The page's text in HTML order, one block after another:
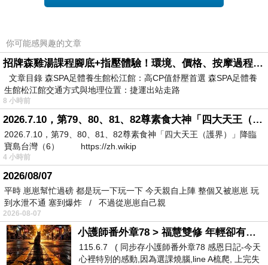
質又是否會被影迷欽點
評分：★★★☆ [3.5/5]
安娜狄阿瑪斯…啊嘶！
上一篇：
少了宋仲基的《逃亡遊戲》（The Running Man）
你可能感興趣的文章
招牌森雞湯課程腳底+指壓體驗！環境、價格、按摩過程全紀錄，森SPA足體養生館松江館最新價格表
文章目錄 森SPA足體養生館松江館：高CP值舒壓首選 森SPA足體養
生館松江館交通方式與地理位置：捷運出站走路
8 小時前
2026.7.10，第79、80、81、82尊素食大神「四大天王（護界）」降臨寶島台灣（6）
2026.7.10，第79、80、81、82尊素食神「四大天王（護界）」降臨
寶島台灣（6） https://zh.wikip
4 小時前
2026/08/07
平時 崽崽幫忙過磅 都是玩一下玩一下 今天親自上陣 整個又被崽崽 玩
到水泄不通 塞到爆炸 / 不過從崽崽自己親
2026-08-07
小護師番外章78 > 福慧雙修 年輕卻有個老靈魂 ㄑ金剛經〉podcast
115.6.7 ( 同步存小護師番外章78 感恩日記-今天
心裡特別的感動,因為選課燒腦,line A梳爬, 上完失